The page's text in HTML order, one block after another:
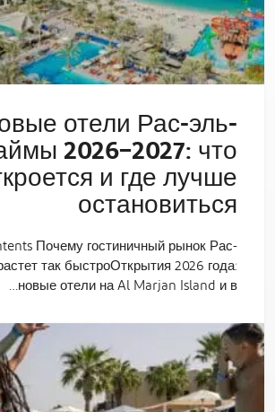
отели Рас-эль-
2026–2027: что
и где лучше
остановиться
Почему гостиничный рынок Рас-
так быстроОткрытия 2026 года:
новые отели на Al Marjan Island и в…